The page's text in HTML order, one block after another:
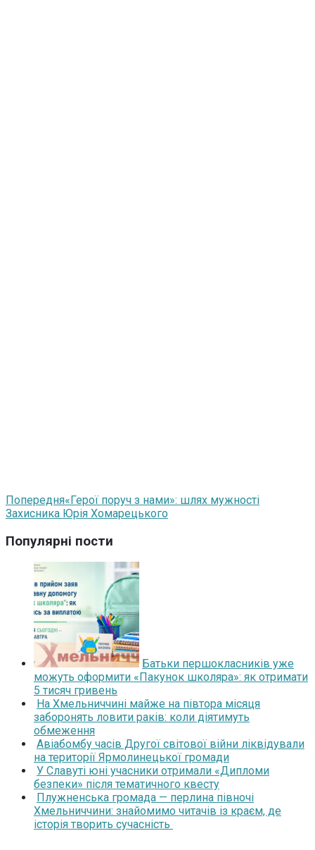
Попередня«Герої поруч з нами»: шлях мужності
Захисника Юрія Хомарецького
Популярні пости
Батьки першокласників уже
можуть оформити «Пакунок школяра»: як отримати
5 тисяч гривень
На Хмельниччині майже на півтора місяця
заборонять ловити раків: коли діятимуть
обмеження
Авіабомбу часів Другої світової війни ліквідували
на території Ярмолинецької громади
У Славуті юні учасники отримали «Дипломи
безпеки» після тематичного квесту
Плужненська громада — перлина півночі
Хмельниччини: знайомимо читачів із краєм, де
історія творить сучасність